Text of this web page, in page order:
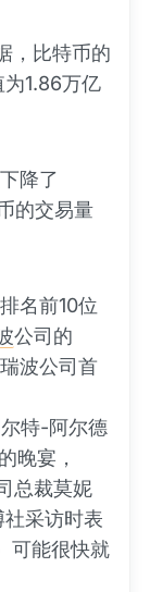
，比特币的
1.86万亿
降了
的交易量
名前10位
公司的
波公司首
特-阿尔德
晚宴，
总裁莫妮
社采访时表
可能很快就